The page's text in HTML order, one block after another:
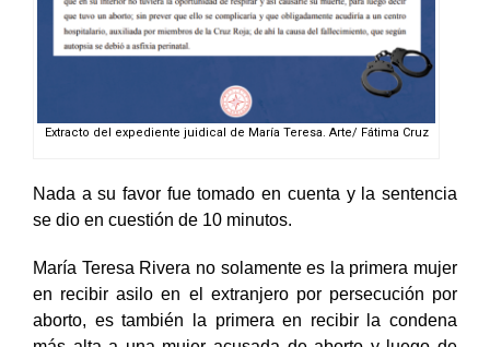
Nada a su favor fue tomado en cuenta y la sentencia
se dio en cuestión de 10 minutos.
María Teresa Rivera no solamente es la primera mujer
en recibir asilo en el extranjero por persecución por
aborto, es también la primera en recibir la condena